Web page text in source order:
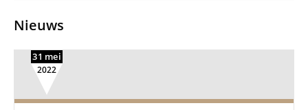
Nieuws
31 mei
2022